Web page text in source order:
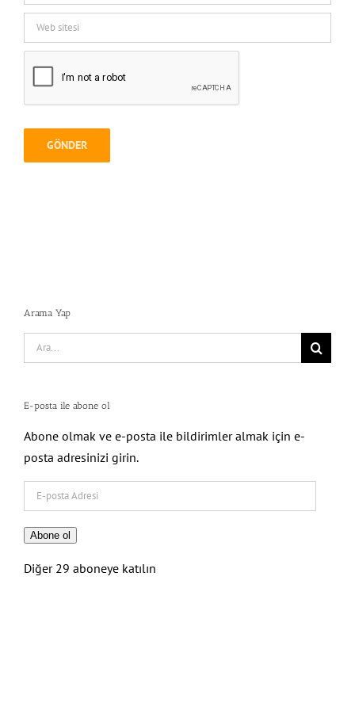
Arama Yap
Search
for:
E-posta ile abone ol
Abone olmak ve e-posta ile bildirimler almak için e-
posta adresinizi girin.
posta
Adresi
Abone ol
Diğer 29 aboneye katılın